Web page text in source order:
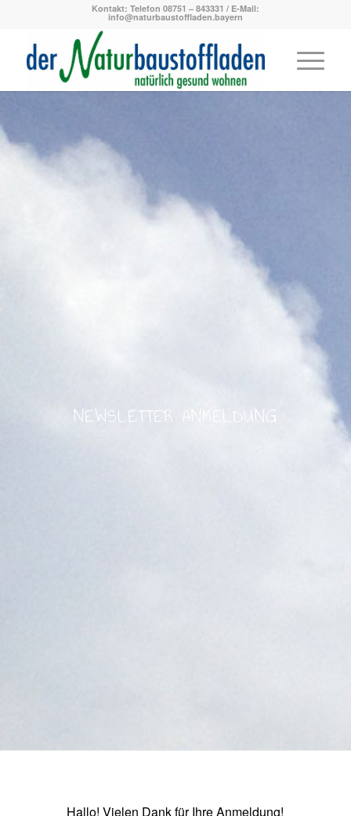
Kontakt: Telefon 08751 – 843331 / E-Mail:
info@naturbaustoffladen.bayern
NEWSLETTER ANMELDUNG
Hallo! Vielen Dank für Ihre Anmeldung!